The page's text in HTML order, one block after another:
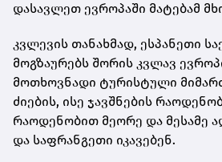
დასავლეთ ევროპაში მატებამ
კვლევის თანახმად, ესპანეთი
მოგზაურებს შორის კვლავ
მოთხოვნადი ტურისტული
ძიების, ისე ჯავშნების
რაოდენობით მეორე და მესამე
და საფრანგეთი იკავებენ.